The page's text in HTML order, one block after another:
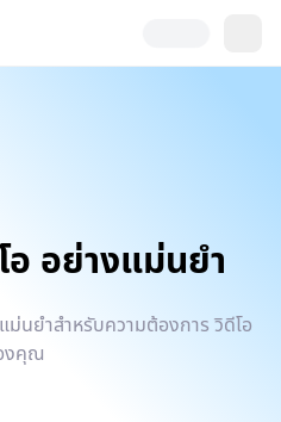
อ อย่างแม่นยำ
ม่นยำสำหรับความต้องการ วิดีโอ
งคุณ